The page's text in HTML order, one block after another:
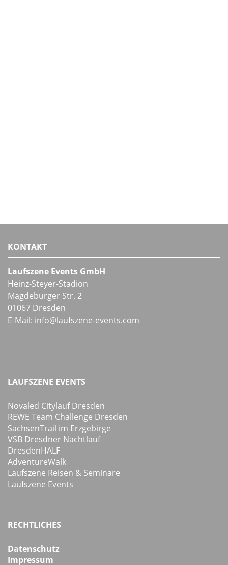
KONTAKT
Laufszene Events GmbH
Heinz-Steyer-Stadion
Magdeburger Str. 2
01067 Dresden
E-Mail: info@laufszene-events.com
LAUFSZENE EVENTS
Novaled Citylauf Dresden
REWE Team Challenge Dresden
SachsenTrail im Erzgebirge
VSB Dresdner Nachtlauf
DresdenHALF
AdventureWalk
Laufszene Reisen & Seminare
Laufszene Events
RECHTLICHES
Datenschutz
Impressum